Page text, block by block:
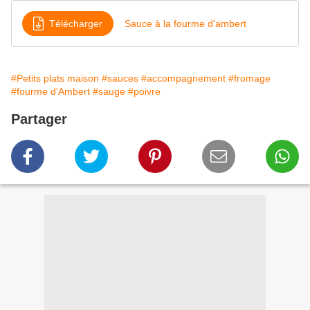
Télécharger Sauce à la fourme d'ambert
#Petits plats maison #sauces #accompagnement #fromage
#fourme d'Ambert #sauge #poivre
Partager